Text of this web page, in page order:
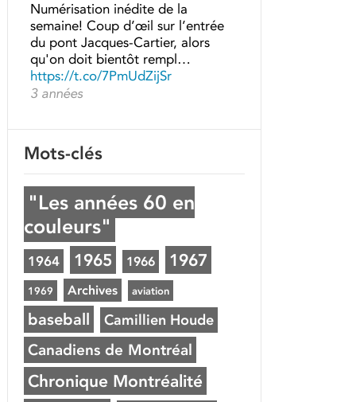
Numérisation inédite de la
semaine! Coup d’œil sur l’entrée
du pont Jacques-Cartier, alors
qu'on doit bientôt rempl…
https://t.co/7PmUdZijSr
3 années
Mots-clés
"Les années 60 en
couleurs"
1964 1965 1966 1967
1969 Archives aviation
baseball Camillien Houde
Canadiens de Montréal
Chronique Montréalité